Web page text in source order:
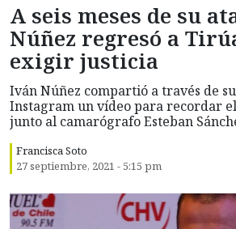
A seis meses de su
Núñez regresó a
exigir justicia
Iván Núñez compartió a través de
Instagram un vídeo para recordar
junto al camarógrafo Esteban
Francisca Soto
27 septiembre, 2021 - 5:15 pm